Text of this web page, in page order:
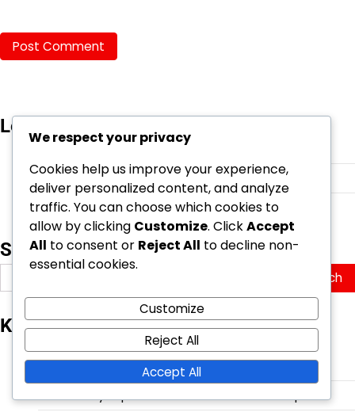
Lenker
Bla gjennom artikler
Kontakt oss
Om oss
Søk
Search
for:
Kategorier
Internasjonale prestasjoner til sveitsiske
fotballspillere
Karrierehøydepunkter for sveitsiske fotballspillere
We respect your privacy
Cookies help us improve your experience,
deliver personalized content, and analyze
traffic. You can choose which cookies to
allow by clicking Customize. ClickAccept
All to consent or Reject All to decline non-
essential cookies.
Customize
Reject All
Accept All